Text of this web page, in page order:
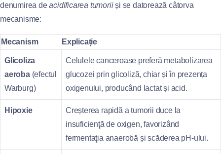
denumirea deacidificarea tumoriiși se datorează câtorva
mecanisme:
Mecanism Explicație
Glicoliza
aeroba(efectul
Warburg)
Celulele canceroase preferă metabolizarea
glucozei prin glicoliză, chiar și în prezența
oxigenului, producând lactat și acid.
Hipoxie
Creșterea rapidă a tumorii duce la
insuficienţă de oxigen, favorizând
fermentaţia anaerobă și scăderea pH‑ului.